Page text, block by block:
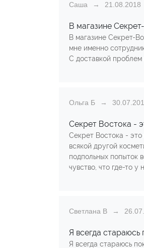
Саша 21.08.2018
В магазине
В магазине Секрет-
мне именно
С доставкой проблем
Ольга Б
Секрет Востока -
Секрет Востока - это
всякой другой
подпольных попыток
чувство, что где-то
Светлана В
Я всегда стараюсь
Я всегда стараюсь